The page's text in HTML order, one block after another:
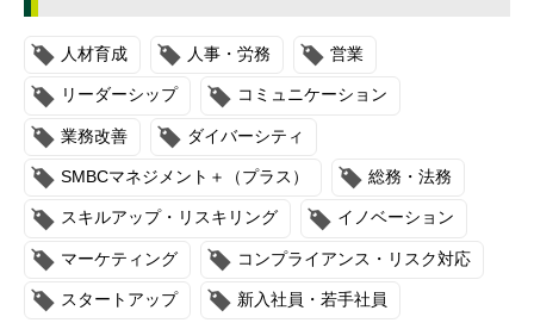
人材育成 人事・労務 営業
リーダーシップ コミュニケーション
業務改善 ダイバーシティ
SMBCマネジメント＋（プラス） 総務・法務
スキルアップ・リスキリング イノベーション
マーケティング コンプライアンス・リスク対応
スタートアップ 新入社員・若手社員